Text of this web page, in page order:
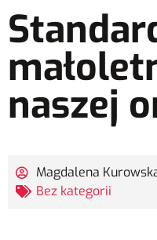
naszej
Magdalena
Bez kategorii